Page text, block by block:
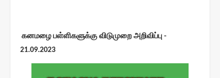
கனமழை பள்ளிகளுக்கு விடுமுறை அறிவிப்பு -
21.09.2023